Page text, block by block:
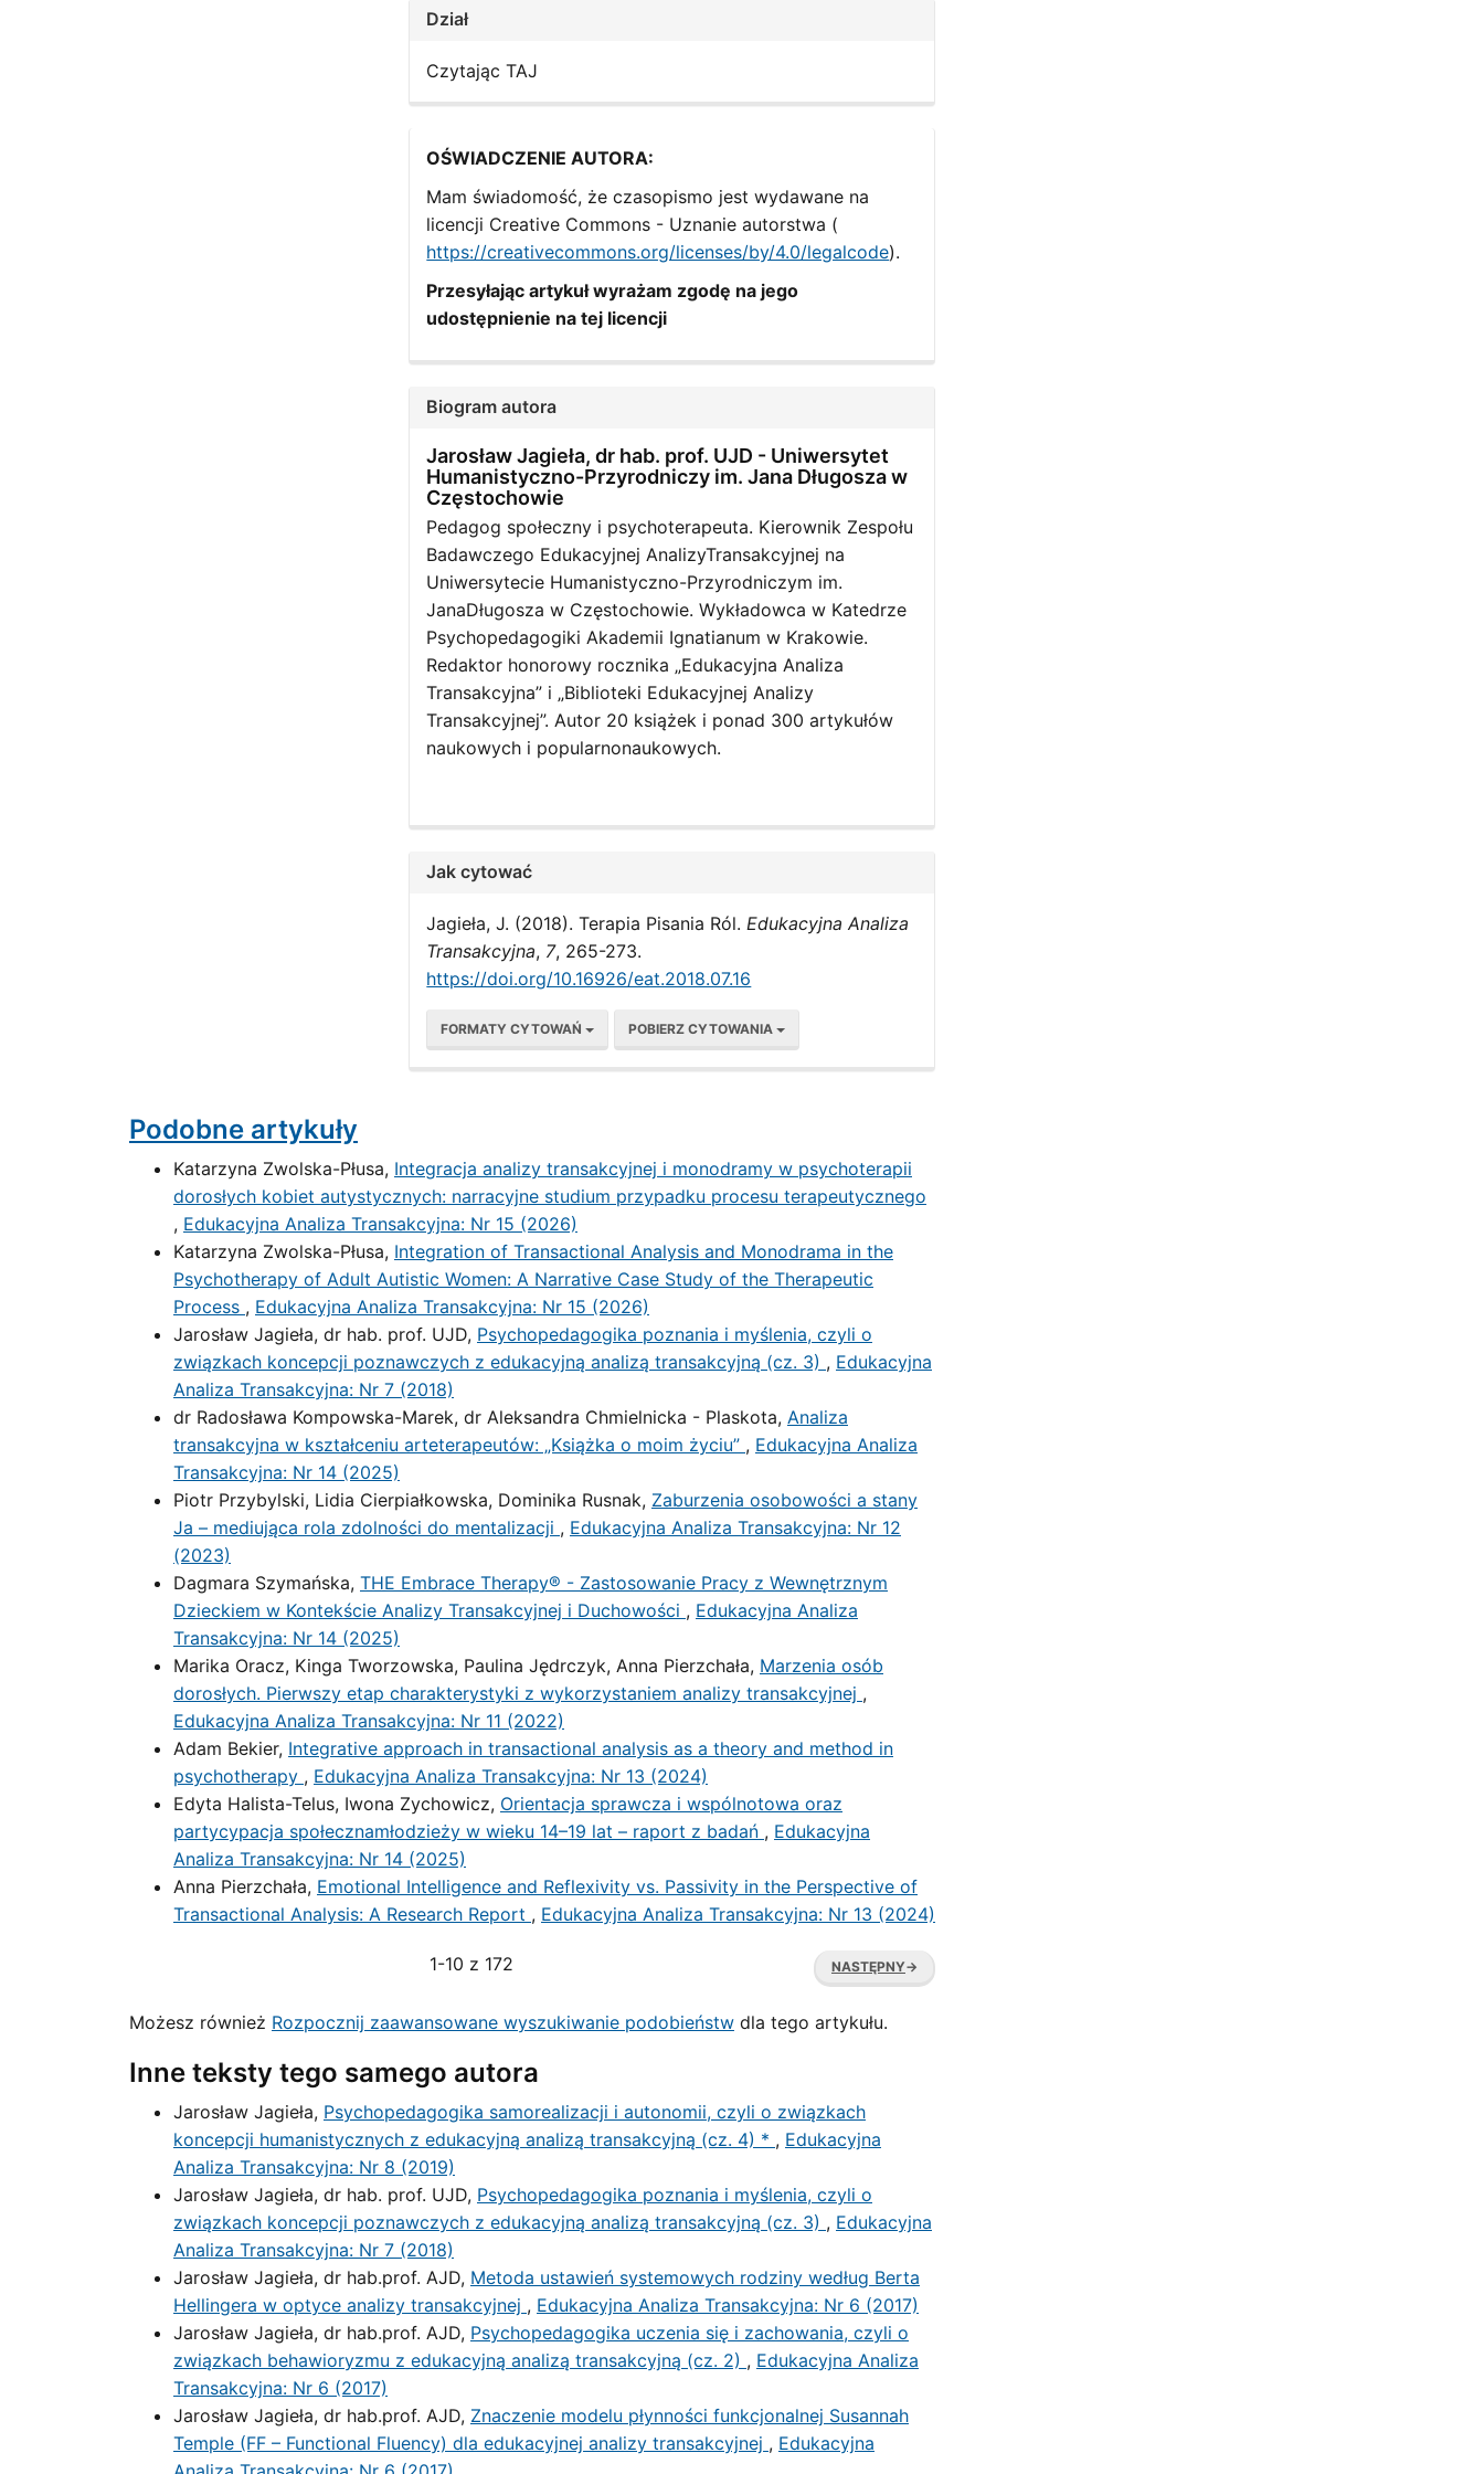
Dział
Czytając TAJ
OŚWIADCZENIE AUTORA:
Mam świadomość, że czasopismo jest wydawane na
licencji Creative Commons - Uznanie autorstwa (
https://creativecommons.org/licenses/by/4.0/legalcode).
Przesyłając artykuł wyrażam zgodę na jego
udostępnienie na tej licencji
Biogram autora
Jarosław Jagieła, dr hab. prof. UJD - Uniwersytet
Humanistyczno-Przyrodniczy im. Jana Długosza w
Częstochowie
Pedagog społeczny i psychoterapeuta. Kierownik Zespołu
Badawczego Edukacyjnej AnalizyTransakcyjnej na
Uniwersytecie Humanistyczno-Przyrodniczym im.
JanaDługosza w Częstochowie. Wykładowca w Katedrze
Psychopedagogiki Akademii Ignatianum w Krakowie.
Redaktor honorowy rocznika „Edukacyjna Analiza
Transakcyjna” i „Biblioteki Edukacyjnej Analizy
Transakcyjnej”. Autor 20 książek i ponad 300 artykułów
naukowych i popularnonaukowych.
Jak cytować
Jagieła, J. (2018). Terapia Pisania Ról.Edukacyjna Analiza
Transakcyjna, 7, 265-273.
https://doi.org/10.16926/eat.2018.07.16
FORMATY CYTOWAŃ POBIERZ CYTOWANIA
Podobne artykuły
Katarzyna Zwolska-Płusa, Integracja analizy transakcyjnej i monodramy w psychoterapii
dorosłych kobiet autystycznych: narracyjne studium przypadku procesu terapeutycznego
, Edukacyjna Analiza Transakcyjna: Nr 15 (2026)
Katarzyna Zwolska-Płusa, Integration of Transactional Analysis and Monodrama in the
Psychotherapy of Adult Autistic Women: A Narrative Case Study of the Therapeutic
Process , Edukacyjna Analiza Transakcyjna: Nr 15 (2026)
Jarosław Jagieła, dr hab. prof. UJD, Psychopedagogika poznania i myślenia, czyli o
związkach koncepcji poznawczych z edukacyjną analizą transakcyjną (cz. 3) , Edukacyjna
Analiza Transakcyjna: Nr 7 (2018)
dr Radosława Kompowska-Marek, dr Aleksandra Chmielnicka - Plaskota, Analiza
transakcyjna w kształceniu arteterapeutów: „Książka o moim życiu” , Edukacyjna Analiza
Transakcyjna: Nr 14 (2025)
Piotr Przybylski, Lidia Cierpiałkowska, Dominika Rusnak, Zaburzenia osobowości a stany
Ja – mediująca rola zdolności do mentalizacji , Edukacyjna Analiza Transakcyjna: Nr 12
(2023)
Dagmara Szymańska, THE Embrace Therapy® - Zastosowanie Pracy z Wewnętrznym
Dzieckiem w Kontekście Analizy Transakcyjnej i Duchowości , Edukacyjna Analiza
Transakcyjna: Nr 14 (2025)
Marika Oracz, Kinga Tworzowska, Paulina Jędrczyk, Anna Pierzchała, Marzenia osób
dorosłych. Pierwszy etap charakterystyki z wykorzystaniem analizy transakcyjnej ,
Edukacyjna Analiza Transakcyjna: Nr 11 (2022)
Adam Bekier, Integrative approach in transactional analysis as a theory and method in
psychotherapy , Edukacyjna Analiza Transakcyjna: Nr 13 (2024)
Edyta Halista-Telus, Iwona Zychowicz, Orientacja sprawcza i wspólnotowa oraz
partycypacja społecznamłodzieży w wieku 14–19 lat – raport z badań , Edukacyjna
Analiza Transakcyjna: Nr 14 (2025)
Anna Pierzchała, Emotional Intelligence and Reflexivity vs. Passivity in the Perspective of
Transactional Analysis: A Research Report , Edukacyjna Analiza Transakcyjna: Nr 13 (2024)
1-10 z 172 NASTĘPNY→
Możesz również Rozpocznij zaawansowane wyszukiwanie podobieństw dla tego artykułu.
Inne teksty tego samego autora
Jarosław Jagieła, Psychopedagogika samorealizacji i autonomii, czyli o związkach
koncepcji humanistycznych z edukacyjną analizą transakcyjną (cz. 4) * , Edukacyjna
Analiza Transakcyjna: Nr 8 (2019)
Jarosław Jagieła, dr hab. prof. UJD, Psychopedagogika poznania i myślenia, czyli o
związkach koncepcji poznawczych z edukacyjną analizą transakcyjną (cz. 3) , Edukacyjna
Analiza Transakcyjna: Nr 7 (2018)
Jarosław Jagieła, dr hab.prof. AJD, Metoda ustawień systemowych rodziny według Berta
Hellingera w optyce analizy transakcyjnej , Edukacyjna Analiza Transakcyjna: Nr 6 (2017)
Jarosław Jagieła, dr hab.prof. AJD, Psychopedagogika uczenia się i zachowania, czyli o
związkach behawioryzmu z edukacyjną analizą transakcyjną (cz. 2) , Edukacyjna Analiza
Transakcyjna: Nr 6 (2017)
Jarosław Jagieła, dr hab.prof. AJD, Znaczenie modelu płynności funkcjonalnej Susannah
Temple (FF – Functional Fluency) dla edukacyjnej analizy transakcyjnej , Edukacyjna